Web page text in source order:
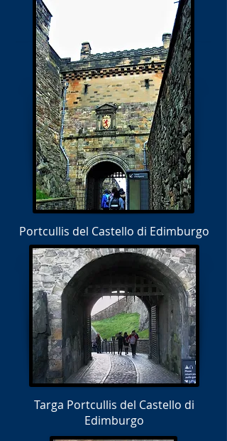
Portcullis del Castello di Edimburgo
Targa Portcullis del Castello di
Edimburgo